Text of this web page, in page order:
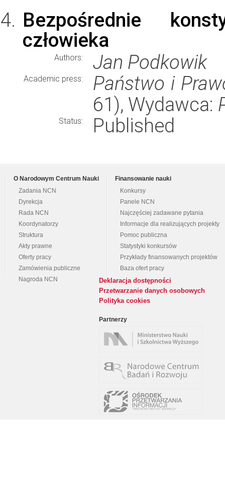
Bezpośrednie
człowieka
Authors: Jan Podkowik
Academic press:
Państwo i
61), Wydawca:
Status: Published
O Narodowym Centrum Nauki
Zadania NCN
Dyrekcja
Rada NCN
Koordynatorzy
Struktura
Akty prawne
Oferty pracy
Zamówienia publiczne
Nagroda NCN
Finansowanie nauki
Konkursy
Panele NCN
Najczęściej zadawane pytania
Informacje dla realizujących projekty
Pomoc publiczna
Statystyki konkursów
Przykłady finansowanych projektów
Baza ofert pracy
Deklaracja dostępności
Przetwarzanie danych osobowych
Polityka cookies
Partnerzy